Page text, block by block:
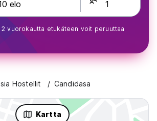
2 vuorokautta etukäteen voit peruuttaa
Hostellit Candidasa
Kartta